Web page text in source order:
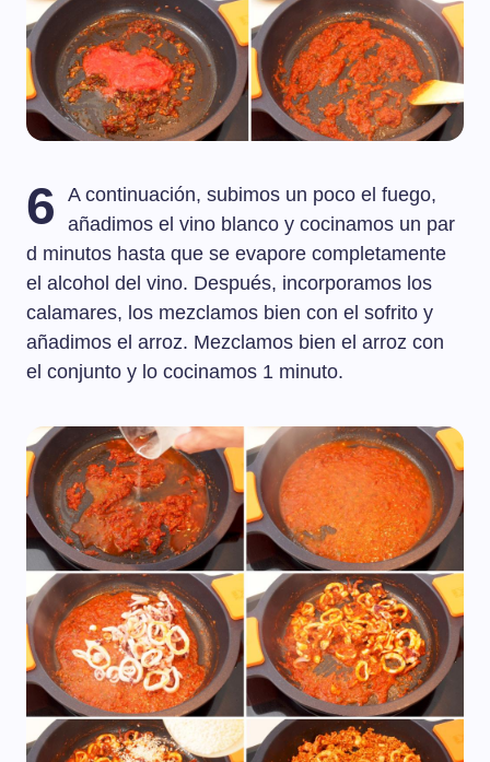
6
A continuación, subimos un poco el fuego,
añadimos el vino blanco y cocinamos un par
d minutos hasta que se evapore completamente
el alcohol del vino. Después, incorporamos los
calamares, los mezclamos bien con el sofrito y
añadimos el arroz. Mezclamos bien el arroz con
el conjunto y lo cocinamos 1 minuto.